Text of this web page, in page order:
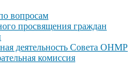
вопросам
просвящения граждан
деятельность Совета ОНМР
комиссия